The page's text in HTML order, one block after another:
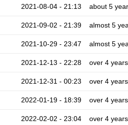
2021-08-04 - 21:13 about 5
2021-09-02 - 21:39 almost 5
2021-10-29 - 23:47 almost 5
2021-12-13 - 22:28 over 4 years
2021-12-31 - 00:23 over 4 years
2022-01-19 - 18:39 over 4 years
2022-02-02 - 23:04 over 4 years